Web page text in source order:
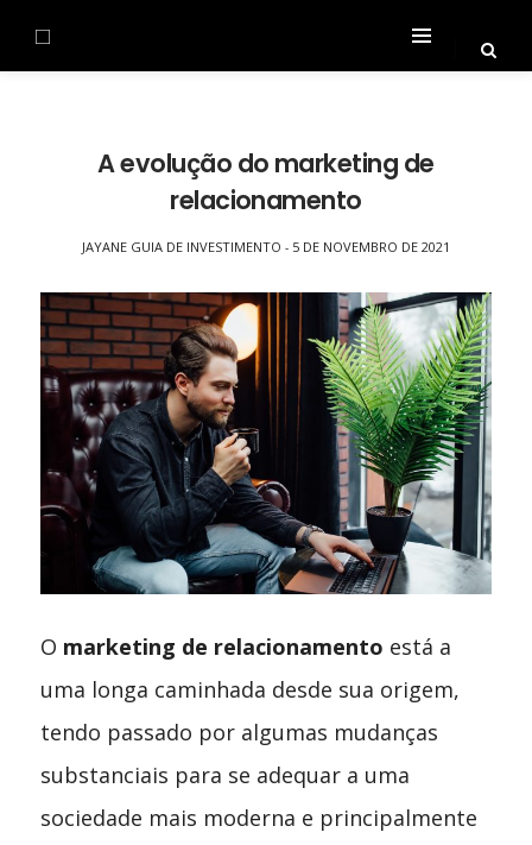
A evolução do marketing de
relacionamento
JAYANE GUIA DE INVESTIMENTO - 5 DE NOVEMBRO DE 2021
O marketing de relacionamento está a
uma longa caminhada desde sua origem,
tendo passado por algumas mudanças
substanciais para se adequar a uma
sociedade mais moderna e principalmente